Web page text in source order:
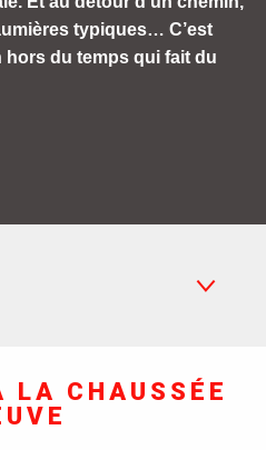
typiques… C’est
du temps qui fait du
LA CHAUSSÉE